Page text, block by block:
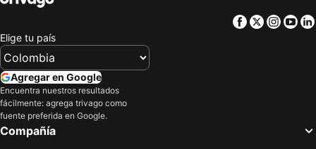
Microtel Inn & Suites by Wyndham Atlanta/Buckhead Area
Lithia Springs, Georgia Hoteles
Hiram, Georgia Hoteles
Dublin, Georgia Hoteles
Warner Robins, Georgia Hoteles
Orlando, Florida Hoteles
Miami Beach, Florida Hoteles
Fort Lauderdale, Florida Hoteles
Facebook
Twitter
Elige tu país
Agregar en Google
Encuentra nuestros resultados
fácilmente: agrega trivago como
fuente preferida en Google.
Compañía